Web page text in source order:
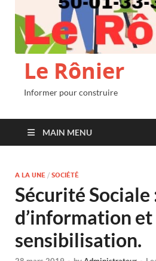
Le Rônier
Informer pour construire
MAIN MENU
A LA UNE / SOCIÉTÉ
Sécurité
d’information et
sensibilisation.